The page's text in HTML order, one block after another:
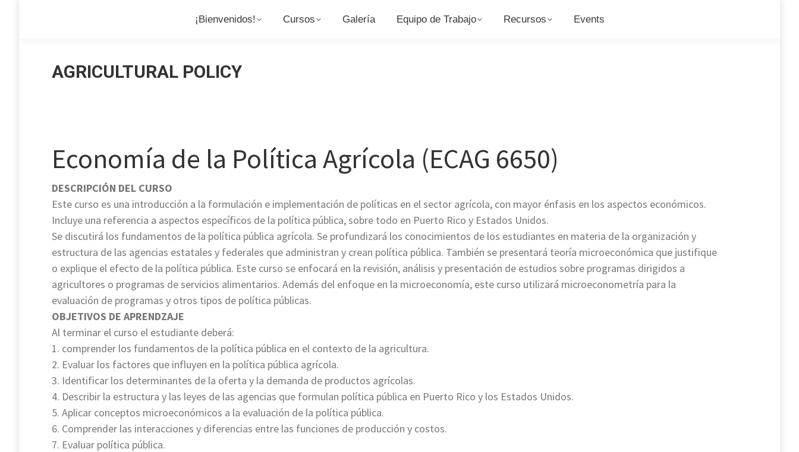
¡Bienvenidos! Cursos Galería Equipo de Trabajo Recursos Events
AGRICULTURAL POLICY
Economía de la Política Agrícola (ECAG 6650)
DESCRIPCIÓN DEL CURSO
Este curso es una introducción a la formulación e implementación de políticas en el sector agrícola, con mayor énfasis en los aspectos económicos.
Incluye una referencia a aspectos específicos de la política pública, sobre todo en Puerto Rico y Estados Unidos.
Se discutirá los fundamentos de la política pública agrícola. Se profundizará los conocimientos de los estudiantes en materia de la organización y
estructura de las agencias estatales y federales que administran y crean política pública. También se presentará teoría microeconómica que justifique
o explique el efecto de la política pública. Este curso se enfocará en la revisión, análisis y presentación de estudios sobre programas dirigidos a
agricultores o programas de servicios alimentarios. Además del enfoque en la microeconomía, este curso utilizará microeconometría para la
evaluación de programas y otros tipos de política públicas.
OBJETIVOS DE APRENDZAJE
Al terminar el curso el estudiante deberá:
1. comprender los fundamentos de la política pública en el contexto de la agricultura.
2. Evaluar los factores que influyen en la política pública agrícola.
3. Identificar los determinantes de la oferta y la demanda de productos agrícolas.
4. Describir la estructura y las leyes de las agencias que formulan política pública en Puerto Rico y los Estados Unidos.
5. Aplicar conceptos microeconómicos a la evaluación de la política pública.
6. Comprender las interacciones y diferencias entre las funciones de producción y costos.
7. Evaluar política pública.
¡Bienvenidos! Cursos Galería Equipo de Trabajo Recursos Events